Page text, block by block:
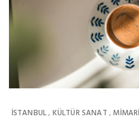
İSTANBUL, KÜLTÜR SANAT , MIMARI